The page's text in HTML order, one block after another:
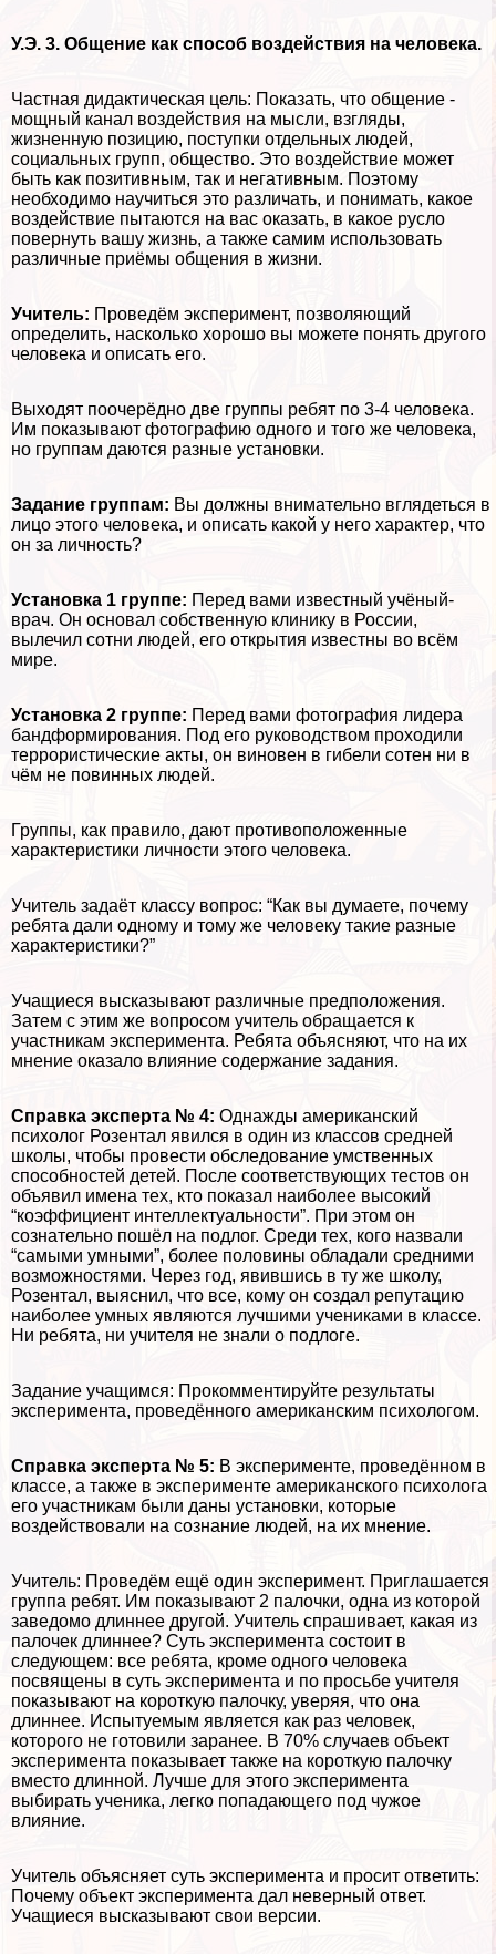
У.Э. 3. Общение как способ воздействия на человека.
Частная дидактическая цель: Показать, что общение -
мощный канал воздействия на мысли, взгляды,
жизненную позицию, поступки отдельных людей,
социальных групп, общество. Это воздействие может
быть как позитивным, так и негативным. Поэтому
необходимо научиться это различать, и понимать, какое
воздействие пытаются на вас оказать, в какое русло
повернуть вашу жизнь, а также самим использовать
различные приёмы общения в жизни.
Учитель: Проведём эксперимент, позволяющий
определить, насколько хорошо вы можете понять другого
человека и описать его.
Выходят поочерёдно две группы ребят по 3-4 человека.
Им показывают фотографию одного и того же человека,
но группам даются разные установки.
Задание группам: Вы должны внимательно вглядеться в
лицо этого человека, и описать какой у него хаpaктер, что
он за личность?
Установка 1 группе: Перед вами известный учёный-
врач. Он основал собственную клинику в России,
вылечил сотни людей, его открытия известны во всём
мире.
Установка 2 группе: Перед вами фотография лидера
бандформирования. Под его руководством проходили
террористические акты, он виновен в гибели сотен ни в
чём не повинных людей.
Группы, как правило, дают противоположенные
хаpaктеристики личности этого человека.
Учитель задаёт классу вопрос: “Как вы думаете, почему
ребята дали одному и тому же человеку такие разные
хаpaктеристики?”
Учащиеся высказывают различные предположения.
Затем с этим же вопросом учитель обращается к
участникам эксперимента. Ребята объясняют, что на их
мнение оказало влияние содержание задания.
Справка эксперта № 4: Однажды американский
психолог Розентал явился в один из классов средней
школы, чтобы провести обследование умственных
способностей детей. После соответствующих тестов он
объявил имена тех, кто показал наиболее высокий
“коэффициент интеллектуальности”. При этом он
сознательно пошёл на подлог. Среди тех, кого назвали
“самыми умными”, более половины обладали средними
возможностями. Через год, явившись в ту же школу,
Розентал, выяснил, что все, кому он создал репутацию
наиболее умных являются лучшими учениками в классе.
Ни ребята, ни учителя не знали о подлоге.
Задание учащимся: Прокомментируйте результаты
эксперимента, проведённого американским психологом.
Справка эксперта № 5: В эксперименте, проведённом в
классе, а также в эксперименте американского психолога
его участникам были даны установки, которые
воздействовали на сознание людей, на их мнение.
Учитель: Проведём ещё один эксперимент. Приглашается
группа ребят. Им показывают 2 палочки, одна из которой
заведомо длиннее другой. Учитель спрашивает, какая из
палочек длиннее? Суть эксперимента состоит в
следующем: все ребята, кроме одного человека
посвящены в суть эксперимента и по просьбе учителя
показывают на короткую палочку, уверяя, что она
длиннее. Испытуемым является как раз человек,
которого не готовили заранее. В 70% случаев объект
эксперимента показывает также на короткую палочку
вместо длинной. Лучше для этого эксперимента
выбирать ученика, легко попадающего под чужое
влияние.
Учитель объясняет суть эксперимента и просит ответить:
Почему объект эксперимента дал неверный ответ.
Учащиеся высказывают свои версии.